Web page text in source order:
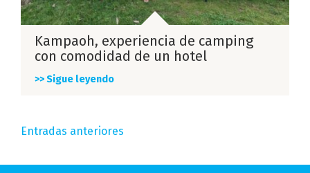
Kampaoh, experiencia de camping
con comodidad de un hotel
>> Sigue leyendo
Navegación
de
Entradas anteriores